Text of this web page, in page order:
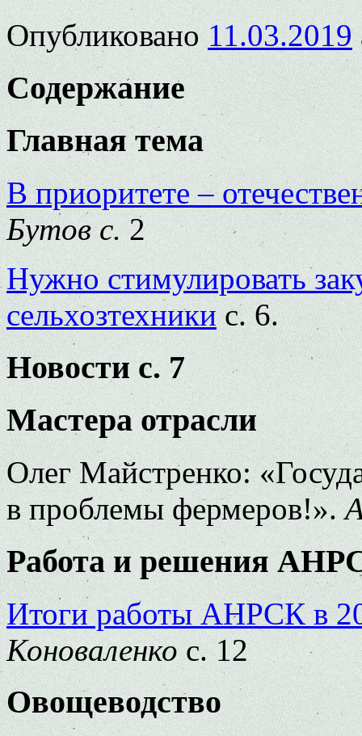
Опубликовано 11.03.2019
Содержание
Главная тема
В приоритете –
Бутов с.2
Нужно стимулировать
сельхозтехникис. 6.
Новости с. 7
Мастера отрасли
Олег Майстренко:
в проблемы фермеров!».
Работа и решения
Итоги работы АНРСК в
Коноваленкос. 12
Овощеводство